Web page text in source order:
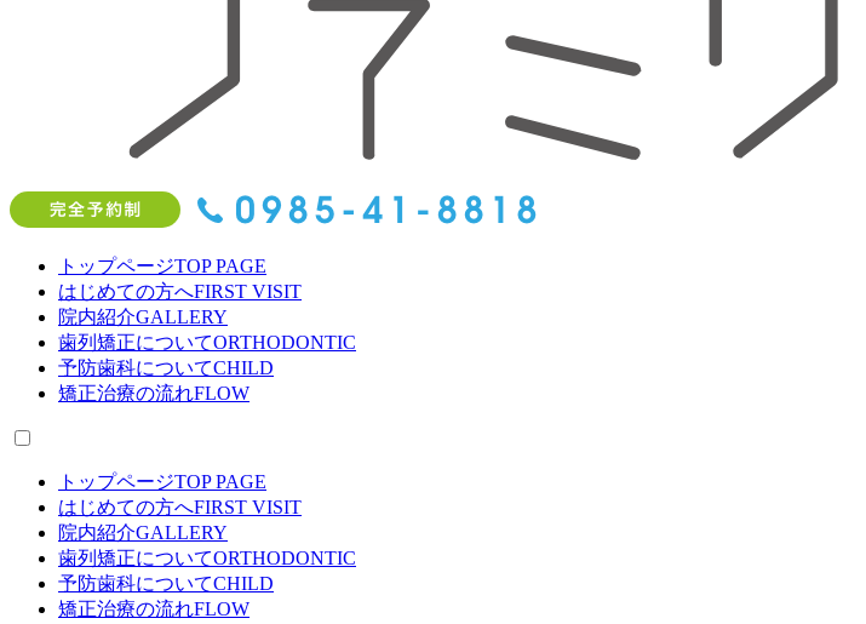
トップページTOP PAGE
はじめての方へFIRST VISIT
院内紹介GALLERY
歯列矯正についてORTHODONTIC
予防歯科についてCHILD
矯正治療の流れFLOW
トップページTOP PAGE
はじめての方へFIRST VISIT
院内紹介GALLERY
歯列矯正についてORTHODONTIC
予防歯科についてCHILD
矯正治療の流れFLOW